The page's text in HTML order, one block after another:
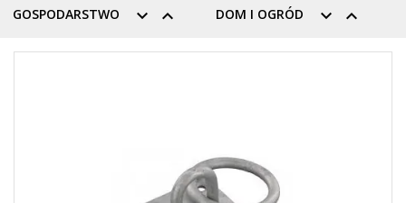
 
GOSPODARSTWO  
DOM I OGRÓD